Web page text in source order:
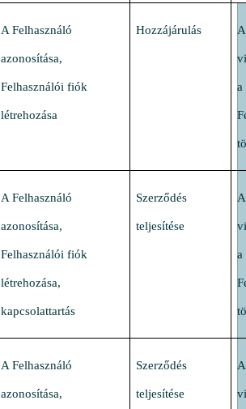
A Felhasználó
azonosítása,
Felhasználói fiók
létrehozása
Hozzájárulás
a
A Felhasználó
azonosítása,
Felhasználói fiók
létrehozása,
kapcsolattartás
Szerződés
teljesítése
a
A Felhasználó
azonosítása,
Szerződés
teljesítése